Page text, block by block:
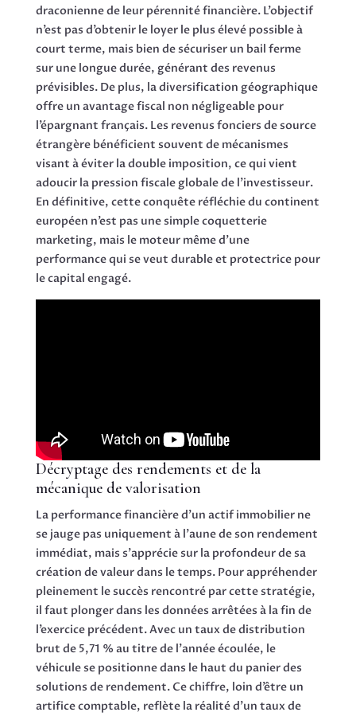
draconienne de leur pérennité financière. L’objectif
n’est pas d’obtenir le loyer le plus élevé possible à
court terme, mais bien de sécuriser un bail ferme
sur une longue durée, générant des revenus
prévisibles. De plus, la diversification géographique
offre un avantage fiscal non négligeable pour
l’épargnant français. Les revenus fonciers de source
étrangère bénéficient souvent de mécanismes
visant à éviter la double imposition, ce qui vient
adoucir la pression fiscale globale de l’investisseur.
En définitive, cette conquête réfléchie du continent
européen n’est pas une simple coquetterie
marketing, mais le moteur même d’une
performance qui se veut durable et protectrice pour
le capital engagé.
Décryptage des rendements et de la
mécanique de valorisation
La performance financière d’un actif immobilier ne
se jauge pas uniquement à l’aune de son rendement
immédiat, mais s’apprécie sur la profondeur de sa
création de valeur dans le temps. Pour appréhender
pleinement le succès rencontré par cette stratégie,
il faut plonger dans les données arrêtées à la fin de
l’exercice précédent. Avec un taux de distribution
brut de 5,71 % au titre de l’année écoulée, le
véhicule se positionne dans le haut du panier des
solutions de rendement. Ce chiffre, loin d’être un
artifice comptable, reflète la réalité d’un taux de